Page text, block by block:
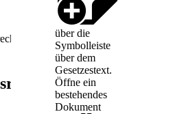
über die
Symbolleiste
über dem
Gesetzestext.
Öffne ein
bestehendes
Dokument